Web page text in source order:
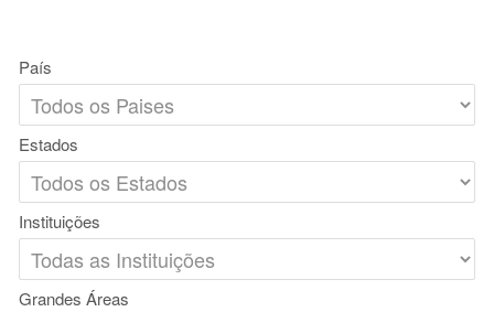
País
Estados
Instituições
Grandes Áreas